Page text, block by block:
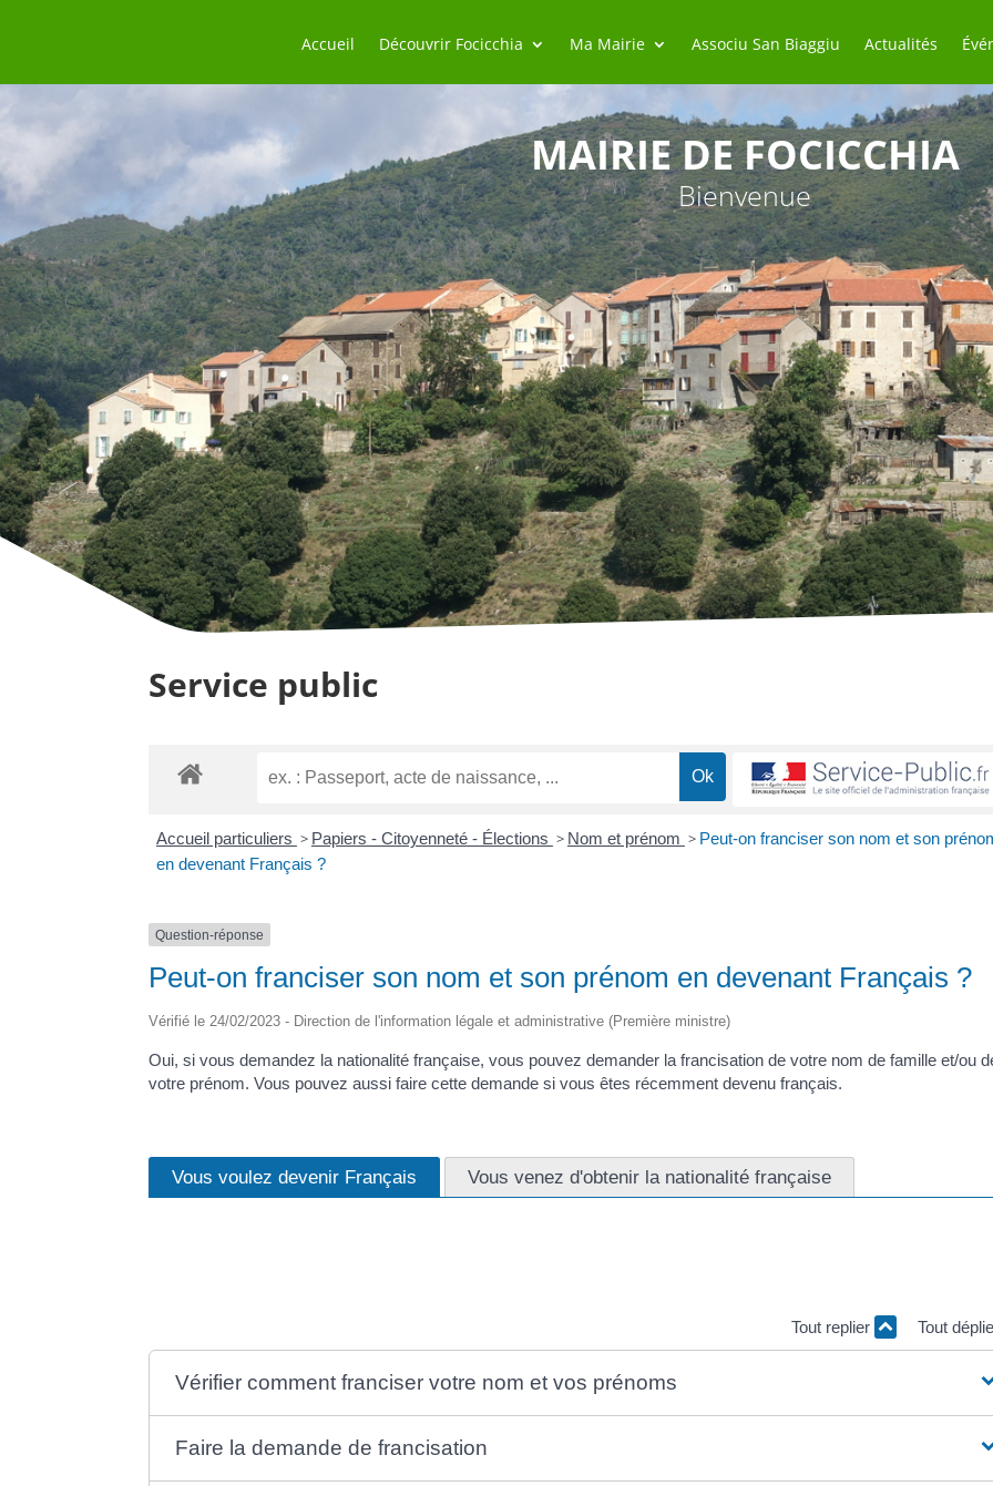
Accueil Découvrir Focicchia Ma Mairie Associu San Biaggiu Actualités
MAIRIE DE FOCICCHIA
Bienvenue
Service public
Accueil particuliers > Papiers - Citoyenneté - Élections > Nom et prénom > Peut-on franciser son nom et son
en devenant Français ?
Question-réponse
Peut-on franciser son nom et son prénom en devenant Français ?
Vérifié le 24/02/2023 - Direction de l'information légale et administrative (Première ministre)
Oui, si vous demandez la nationalité française, vous pouvez demander la francisation de votre nom de famille et/ou
votre prénom. Vous pouvez aussi faire cette demande si vous êtes récemment devenu français.
Vous voulez devenir Français Vous venez d'obtenir la nationalité française
Tout replier
Tout
Vérifier comment franciser votre nom et vos prénoms
Faire la demande de francisation